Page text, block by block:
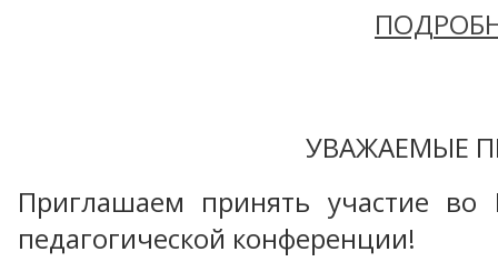
УВАЖАЕМЫЕ
Приглашаем принять участие во
педагогической конференции!